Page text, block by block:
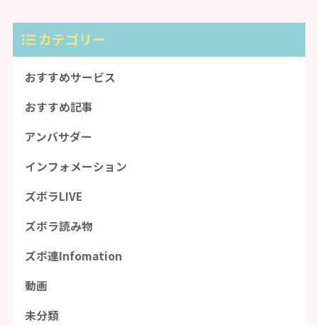
カテゴリー
おすすめサービス
おすすめ記事
アンバサダー
インフォメーション
ズボラLIVE
ズボラ読み物
ズボ連Infomation
動画
未分類